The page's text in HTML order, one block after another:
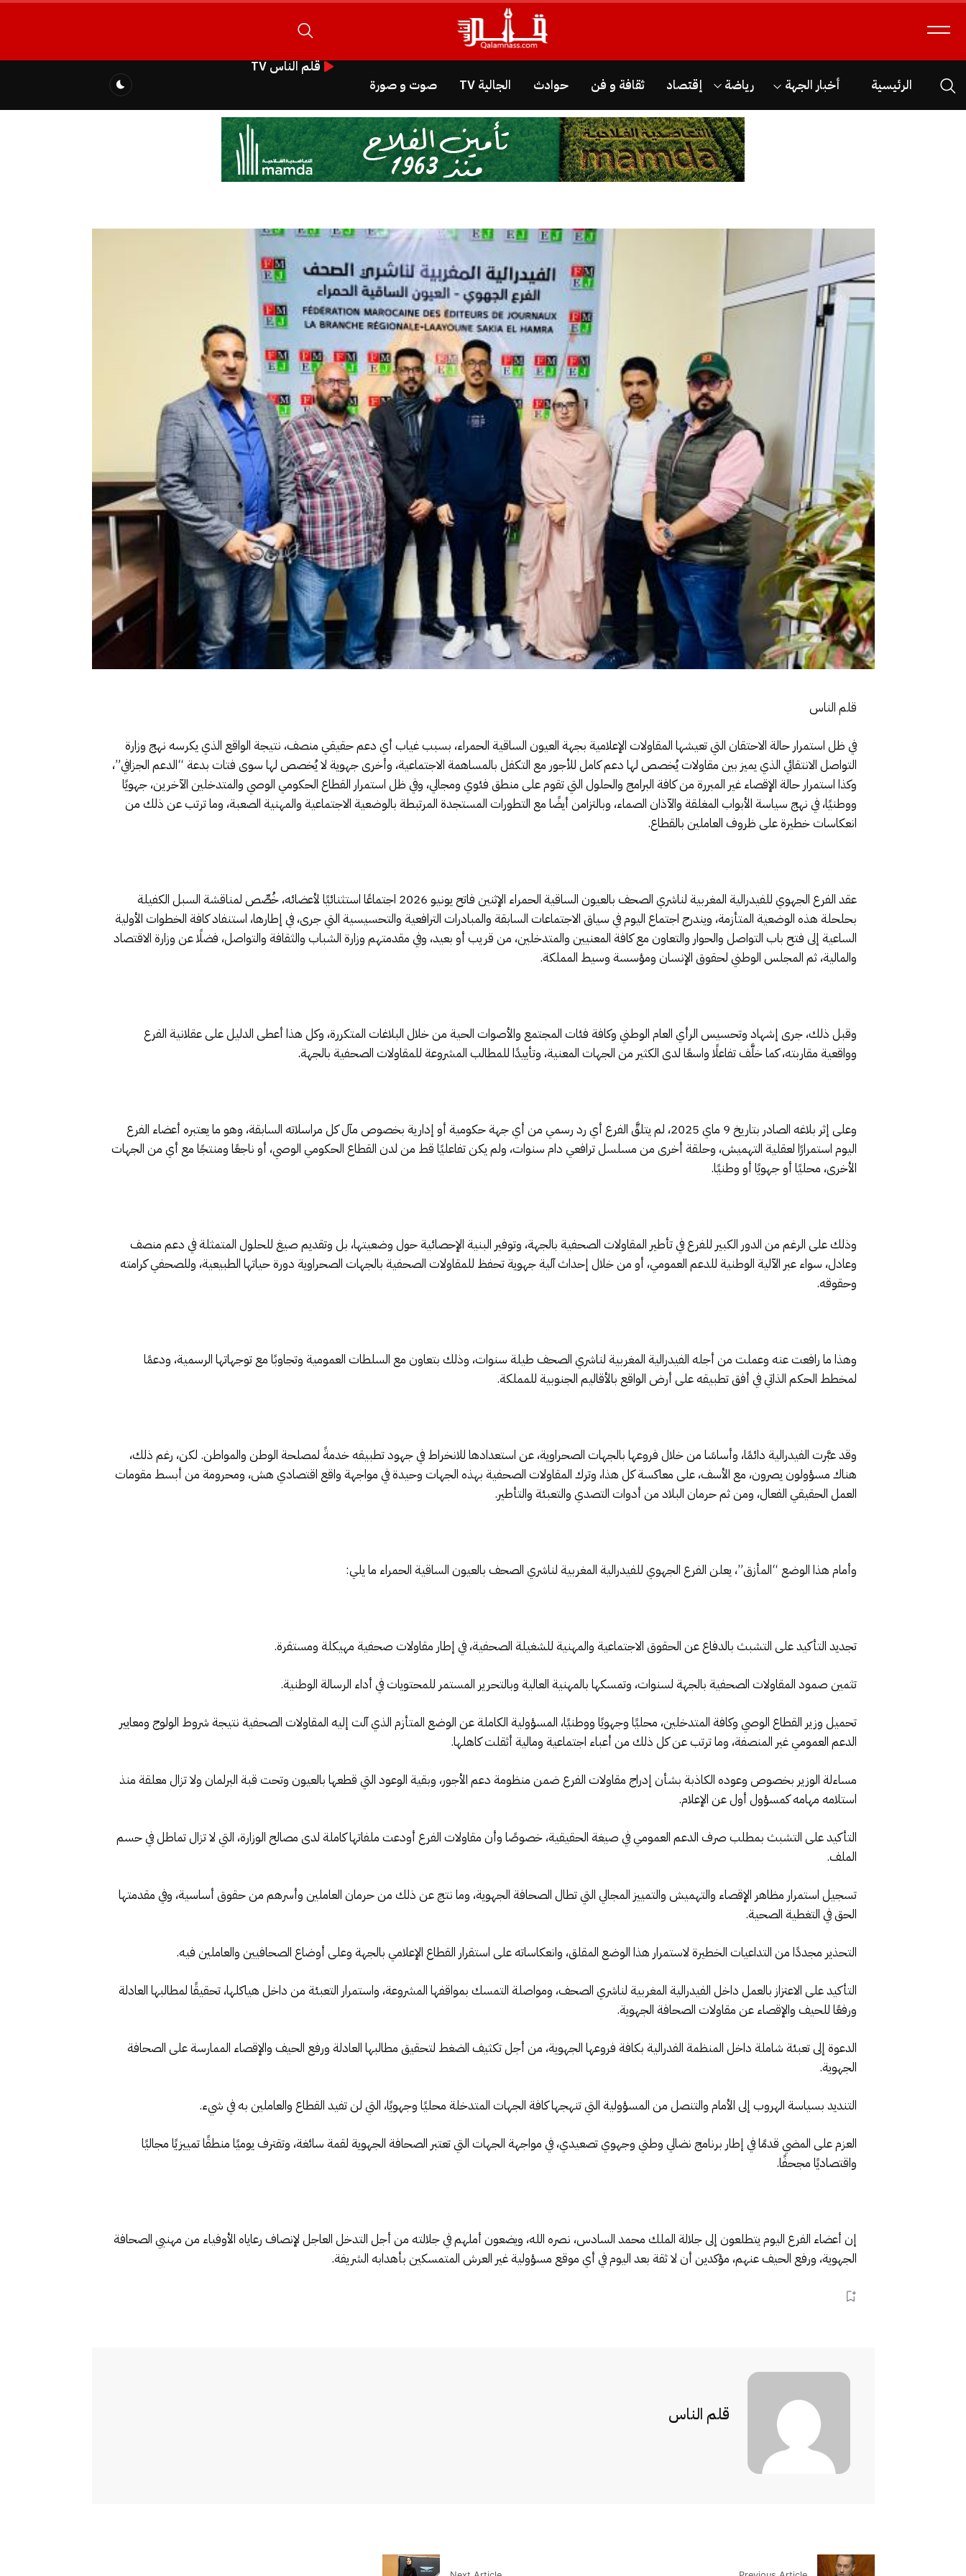
الرئيسية أخبار الجهة رياضة إقتصاد ثقافة و فن حوادث الجالية TV صوت و صورة
قلم الناس TV
قلم الناس
في ظل استمرار حالة الاحتقان التي تعيشها المقاولات الإعلامية بجهة العيون الساقية الحمراء، بسبب غياب أي دعم حقيقي منصف، نتيجة الواقع الذي يكرسه نهج وزارة
التواصل الانتقائي الذي يميز بين مقاولات يُخصص لها دعم كامل للأجور مع التكفل بالمساهمة الاجتماعية، وأخرى جهوية لا يُخصص لها سوى فتات بدعة “الدعم الجزافي”،
وكذا استمرار حالة الإقصاء غير المبررة من كافة البرامج والحلول التي تقوم على منطق فئوي ومجالي، وفي ظل استمرار القطاع الحكومي الوصي والمتدخلين الآخرين، جهويًا
ووطنيًا، في نهج سياسة الأبواب المغلقة والآذان الصماء، وبالتزامن أيضًا مع التطورات المستجدة المرتبطة بالوضعية الاجتماعية والمهنية الصعبة، وما ترتب عن ذلك من
انعكاسات خطيرة على ظروف العاملين بالقطاع.
عقد الفرع الجهوي للفيدرالية المغربية لناشري الصحف بالعيون الساقية الحمراء الإثنين فاتح يونيو 2026 اجتماعًا استثنائيًا لأعضائه، خُصِّص لمناقشة السبل الكفيلة
بحلحلة هذه الوضعية المتأزمة، ويندرج اجتماع اليوم في سياق الاجتماعات السابقة والمبادرات الترافعية والتحسيسية التي جرى، في إطارها، استنفاد كافة الخطوات الأولية
الساعية إلى فتح باب التواصل والحوار والتعاون مع كافة المعنيين والمتدخلين، من قريب أو بعيد، وفي مقدمتهم وزارة الشباب والثقافة والتواصل، فضلًا عن وزارة الاقتصاد
والمالية، ثم المجلس الوطني لحقوق الإنسان ومؤسسة وسيط المملكة.
وقبل ذلك، جرى إشهاد وتحسيس الرأي العام الوطني وكافة فئات المجتمع والأصوات الحية من خلال البلاغات المتكررة، وكل هذا أعطى الدليل على عقلانية الفرع
وواقعية مقاربته، كما خلَّف تفاعلًا واسعًا لدى الكثير من الجهات المعنية، وتأييدًا للمطالب المشروعة للمقاولات الصحفية بالجهة.
وعلى إثر بلاغه الصادر بتاريخ 9 ماي 2025، لم يتلقَّ الفرع أي رد رسمي من أي جهة حكومية أو إدارية بخصوص مآل كل مراسلاته السابقة، وهو ما يعتبره أعضاء الفرع
اليوم استمرارًا لعقلية التهميش، وحلقة أخرى من مسلسل ترافعي دام سنوات، ولم يكن تفاعليًا قط من لدن القطاع الحكومي الوصي، أو ناجعًا ومنتجًا مع أي من الجهات
الأخرى، محليًا أو جهويًا أو وطنيًا.
وذلك على الرغم من الدور الكبير للفرع في تأطير المقاولات الصحفية بالجهة، وتوفير البنية الإحصائية حول وضعيتها، بل وتقديم صيغ للحلول المتمثلة في دعم منصف
وعادل، سواء عبر الآلية الوطنية للدعم العمومي، أو من خلال إحداث آلية جهوية تحفظ للمقاولات الصحفية بالجهات الصحراوية دورة حياتها الطبيعية، وللصحفي كرامته
وحقوقه.
وهذا ما رافعت عنه وعملت من أجله الفيدرالية المغربية لناشري الصحف طيلة سنوات، وذلك بتعاون مع السلطات العمومية وتجاوبًا مع توجهاتها الرسمية، ودعمًا
لمخطط الحكم الذاتي في أفق تطبيقه على أرض الواقع بالأقاليم الجنوبية للمملكة.
وقد عبَّرت الفيدرالية دائمًا، وأساسًا من خلال فروعها بالجهات الصحراوية، عن استعدادها للانخراط في جهود تطبيقه خدمةً لمصلحة الوطن والمواطن. لكن، رغم ذلك،
هناك مسؤولون يصرون، مع الأسف، على معاكسة كل هذا، وترك المقاولات الصحفية بهذه الجهات وحيدة في مواجهة واقع اقتصادي هش، ومحرومة من أبسط مقومات
العمل الحقيقي الفعال، ومن ثم حرمان البلاد من أدوات التصدي والتعبئة والتأطير.
وأمام هذا الوضع “المأزق”، يعلن الفرع الجهوي للفيدرالية المغربية لناشري الصحف بالعيون الساقية الحمراء ما يلي:
تجديد التأكيد على التشبث بالدفاع عن الحقوق الاجتماعية والمهنية للشغيلة الصحفية، في إطار مقاولات صحفية مهيكلة ومستقرة.
تثمين صمود المقاولات الصحفية بالجهة لسنوات، وتمسكها بالمهنية العالية وبالتحرير المستمر للمحتويات في أداء الرسالة الوطنية.
تحميل وزير القطاع الوصي وكافة المتدخلين، محليًا وجهويًا ووطنيًا، المسؤولية الكاملة عن الوضع المتأزم الذي آلت إليه المقاولات الصحفية نتيجة شروط الولوج ومعايير
الدعم العمومي غير المنصفة، وما ترتب عن كل ذلك من أعباء اجتماعية ومالية أثقلت كاهلها.
مساءلة الوزير بخصوص وعوده الكاذبة بشأن إدراج مقاولات الفرع ضمن منظومة دعم الأجور، وبقية الوعود التي قطعها بالعيون وتحت قبة البرلمان ولا تزال معلقة منذ
استلامه مهامه كمسؤول أول عن الإعلام.
التأكيد على التشبث بمطلب صرف الدعم العمومي في صيغة الحقيقية، خصوصًا وأن مقاولات الفرع أودعت ملفاتها كاملة لدى مصالح الوزارة، التي لا تزال تماطل في حسم
الملف.
تسجيل استمرار مظاهر الإقصاء والتهميش والتمييز المجالي التي تطال الصحافة الجهوية، وما نتج عن ذلك من حرمان العاملين وأسرهم من حقوق أساسية، وفي مقدمتها
الحق في التغطية الصحية.
التحذير مجددًا من التداعيات الخطيرة لاستمرار هذا الوضع المقلق، وانعكاساته على استقرار القطاع الإعلامي بالجهة وعلى أوضاع الصحافيين والعاملين فيه.
التأكيد على الاعتزاز بالعمل داخل الفيدرالية المغربية لناشري الصحف، ومواصلة التمسك بمواقفها المشروعة، واستمرار التعبئة من داخل هياكلها، تحقيقًا لمطالبها العادلة
ورفعًا للحيف والإقصاء عن مقاولات الصحافة الجهوية.
الدعوة إلى تعبئة شاملة داخل المنظمة الفدرالية بكافة فروعها الجهوية، من أجل تكثيف الضغط لتحقيق مطالبها العادلة ورفع الحيف والإقصاء الممارسة على الصحافة
الجهوية.
التنديد بسياسة الهروب إلى الأمام والتنصل من المسؤولية التي تنهجها كافة الجهات المتدخلة محليًا وجهويًا، التي لن تفيد القطاع والعاملين به في شيء.
العزم على المضي قدمًا في إطار برنامج نضالي وطني وجهوي تصعيدي، في مواجهة الجهات التي تعتبر الصحافة الجهوية لقمة سائغة، وتقترف يوميًا منطقًا تمييزيًا مجاليًا
واقتصاديًا مجحفًا.
إن أعضاء الفرع اليوم يتطلعون إلى جلالة الملك محمد السادس، نصره الله، ويضعون أملهم في جلالته من أجل التدخل العاجل لإنصاف رعاياه الأوفياء من مهنيي الصحافة
الجهوية، ورفع الحيف عنهم، مؤكدين أن لا ثقة بعد اليوم في أي موقع مسؤولية غير العرش المتمسكين بأهدابه الشريفة.
قلم الناس